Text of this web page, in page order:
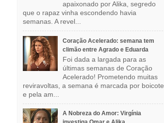
apaixonado por Alika, segredo
que o rapaz vinha escondendo havia
semanas. A revel...
Coração Acelerado: semana tem
climão entre Agrado e Eduarda
Foi dada a largada para as
últimas semanas de Coração
Acelerado! Prometendo muitas
reviravoltas, a semana é marcada por boicote
e pela am...
A Nobreza do Amor: Virgínia